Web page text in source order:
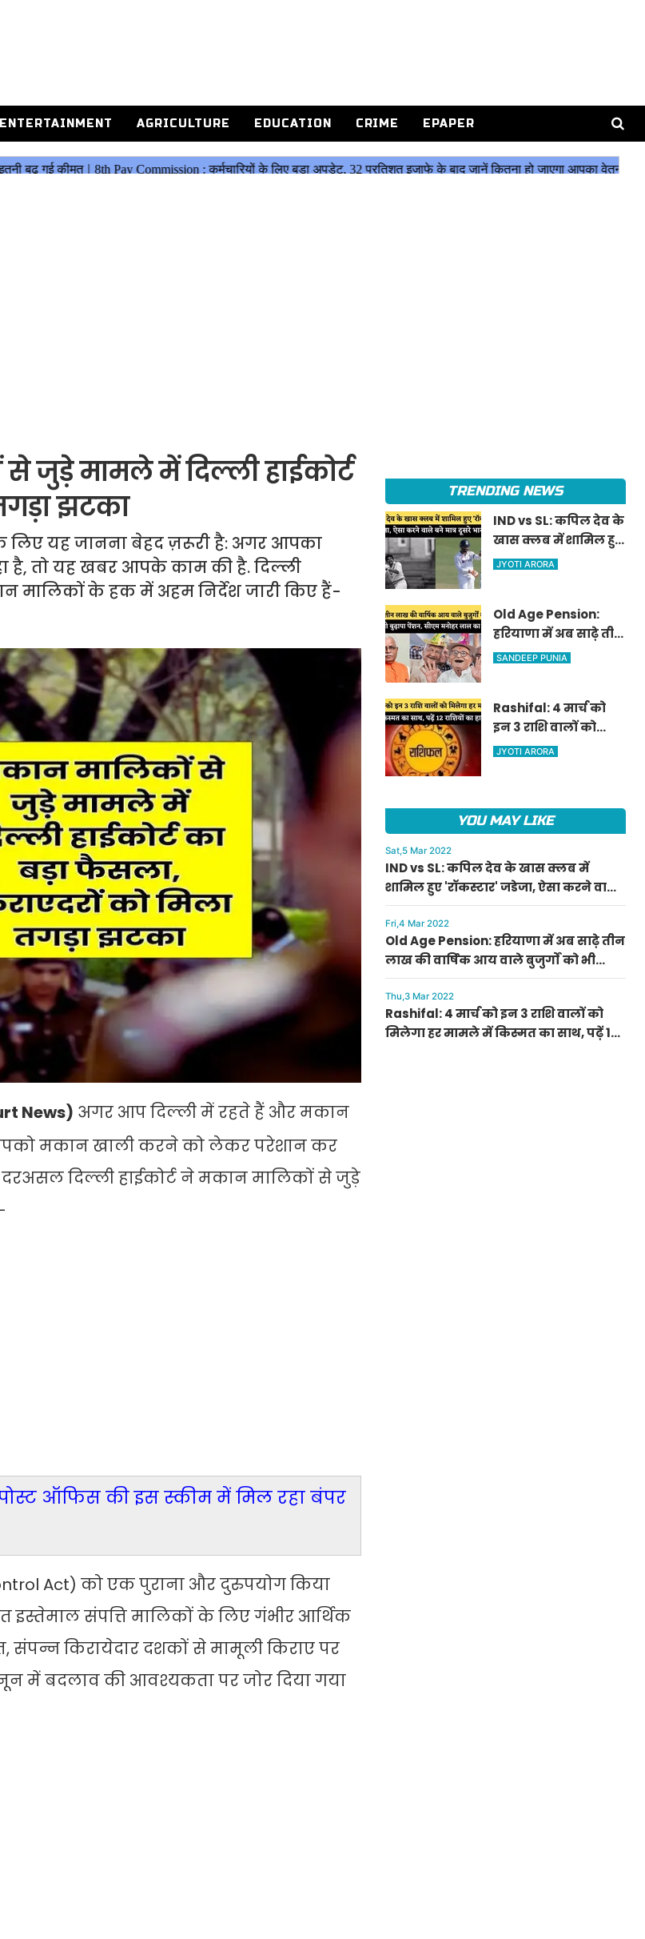
ENTERTAINMENT AGRICULTURE EDUCATION CRIME EPAPER
जुड़े मामले में दिल्ली हाईकोर्ट
झटका
लिए यह जानना बेहद ज़रूरी है: अगर आपका
है, तो यह खबर आपके काम की है. दिल्ली
मालिकों के हक में अहम निर्देश जारी किए हैं-
News) अगर आप दिल्ली में रहते हैं और मकान
मकान खाली करने को लेकर परेशान कर
दिल्ली हाईकोर्ट ने मकान मालिकों से जुड़े
ऑफिस की इस स्कीम में मिल रहा बंपर
Act) को एक पुराना और दुरुपयोग किया
संपत्ति मालिकों के लिए गंभीर आर्थिक
किरायेदार दशकों से मामूली किराए पर
में बदलाव की आवश्यकता पर जोर दिया गया
TRENDING NEWS
IND vs SL: कपिल देव के
खास क्लब में शामिल हुए
'रॉकस्टार' जडेजा, ऐसा
JYOTI ARORA
Old Age Pension:
हरियाणा में अब साढ़े तीन
लाख की वार्षिक आय
सीएम मनोहर लाल का
ऐलान
SANDEEP PUNIA
Rashifal: 4 मार्च को
इन 3 राशि वालों को
मिलेगा हर मामले में
JYOTI ARORA
YOU MAY LIKE
Sat,5 Mar 2022
IND vs SL: कपिल देव के खास क्लब में
शामिल हुए 'रॉकस्टार' जडेजा, ऐसा करने वाले
बने मात्र दूसरे भारतीय
Fri,4 Mar 2022
Old Age Pension: हरियाणा में अब साढ़े तीन
लाख की वार्षिक आय वाले बुजुर्गों को भी
मिलेगी बुढ़ापा पेंशन, सीएम मनोहर लाल का
ऐलान
Thu,3 Mar 2022
Rashifal: 4 मार्च को इन 3 राशि वालों को
मिलेगा हर मामले में किस्मत का साथ, पढ़ें 12